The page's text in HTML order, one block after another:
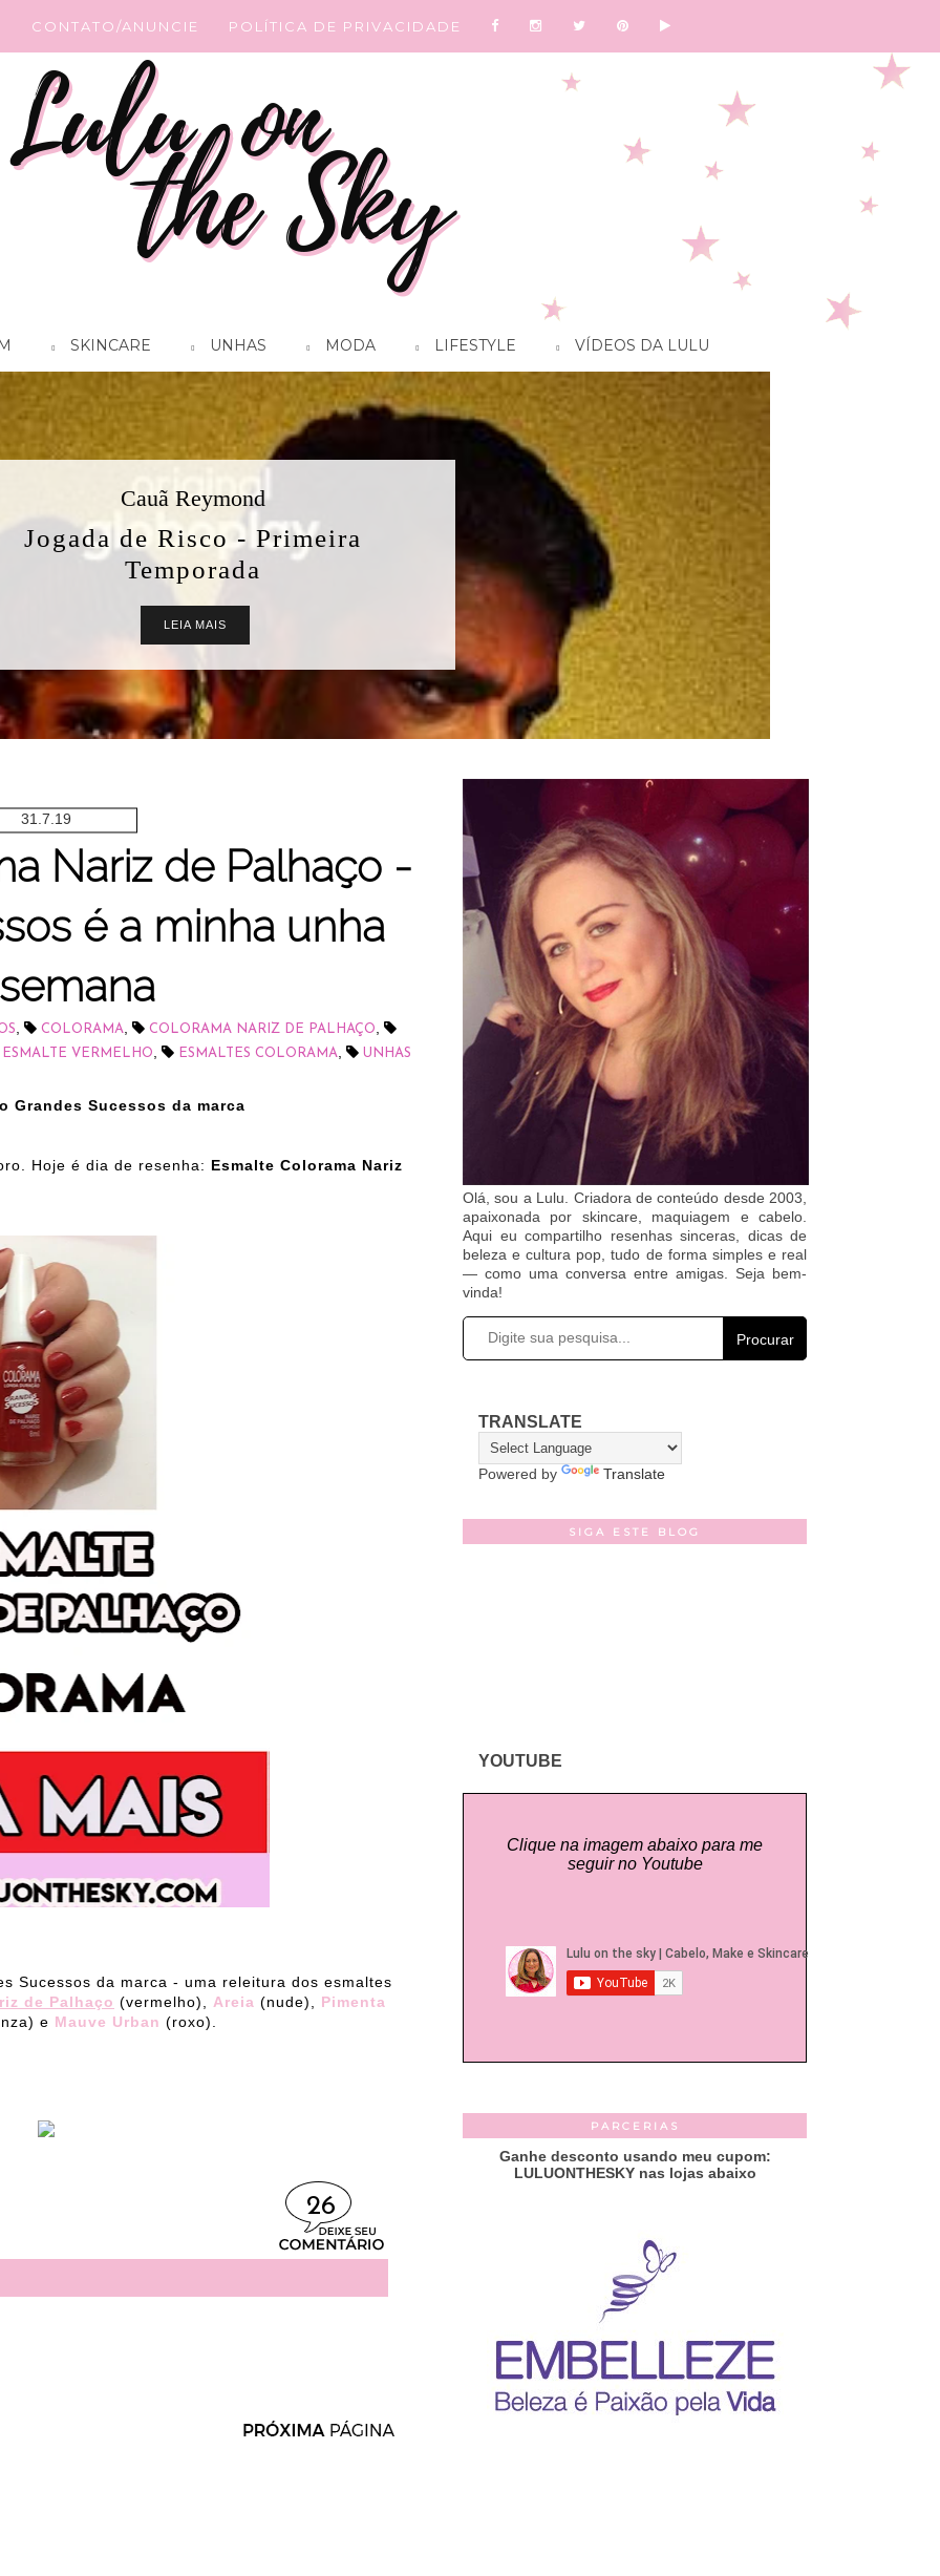
CONTATO/ANUNCIE POLÍTICA DE PRIVACIDADE
SKINCARE UNHAS MODA LIFESTYLE VÍDEOS DA LULU
Aquileia BioControl
Shampoo e Condicionador Oil
Free Sarah K Professional: Vale
a Pena? Resenha Completa
31.7.19
Nariz de Palhaço -
é a minha unha
COLORAMA COLORAMA NARIZ DE PALHAÇO
ESMALTE VERMELHO ESMALTES COLORAMA UNHAS
Grandes Sucessos da marca
Hoje é dia de resenha: Esmalte Colorama Nariz
Sucessos da marca - uma releitura dos esmaltes
de Palhaço (vermelho), Areia (nude), Pimenta
e Mauve Urban (roxo).
26
Olá, sou a Lulu. Criadora de conteúdo desde 2003,
apaixonada por skincare, maquiagem e cabelo.
Aqui eu compartilho resenhas sinceras, dicas de
beleza e cultura pop, tudo de forma simples e real
— como uma conversa entre amigas. Seja bem-
vinda!
Procurar
TRANSLATE
Powered by Translate
SIGA ESTE BLOG
YOUTUBE
Clique na imagem abaixo para me
seguir no Youtube
PARCERIAS
Ganhe desconto usando meu cupom:
LULUONTHESKY nas lojas abaixo